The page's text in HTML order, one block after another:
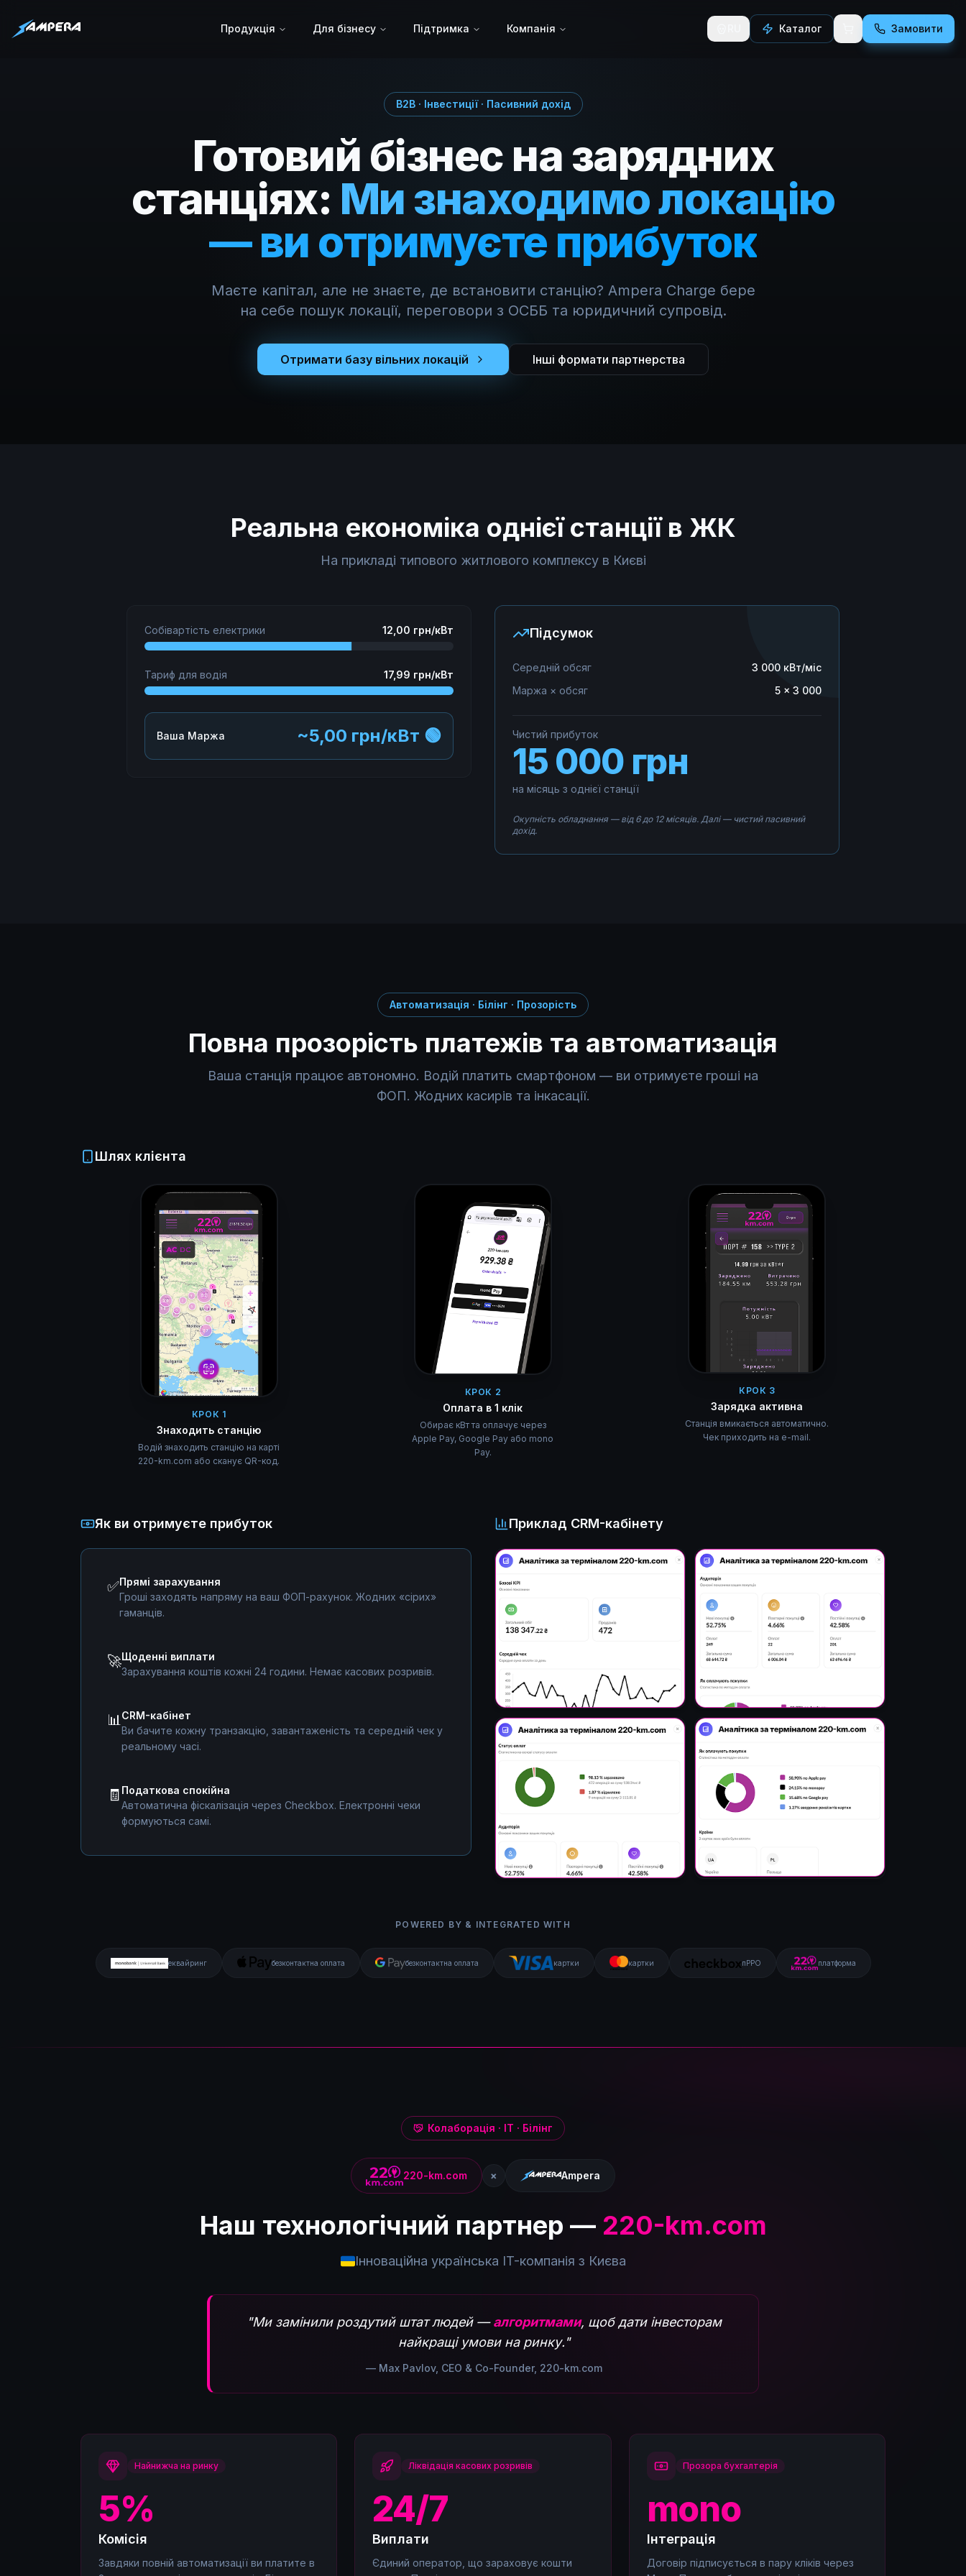
Продукція Для бізнесу Підтримка Компанія Каталог Замовити
B2B · Інвестиції · Пасивний дохід
Готовий бізнес на зарядних
станціях: Ми знаходимо локацію
— ви отримуєте прибуток
Маєте капітал, але не знаєте, де встановити станцію? Ampera Charge бере
на себе пошук локації, переговори з ОСББ та юридичний супровід.
Отримати базу вільних локацій Інші формати партнерства
Реальна економіка однієї станції в ЖК
На прикладі типового житлового комплексу в Києві
Собівартість електрики 12,00 грн/кВт
Тариф для водія 17,99 грн/кВт
Ваша Маржа ~5,00 грн/кВт 🟢
Підсумок
Середній обсяг
3 000 кВт/міс
Маржа × обсяг
5 × 3 000
Чистий прибуток
15 000 грн
на місяць з однієї станції
Окупність обладнання — від 6 до 12 місяців. Далі — чистий пасивний
дохід.
Автоматизація · Білінг · Прозорість
Повна прозорість платежів та автоматизація
Ваша станція працює автономно. Водій платить смартфоном — ви отримуєте гроші на
ФОП. Жодних касирів та інкасації.
Шлях клієнта
КРОК 1
Знаходить станцію
Водій знаходить станцію на карті
220-km.com або сканує QR-код.
КРОК 2
Оплата в 1 клік
Обирає кВт та оплачує через
Apple Pay, Google Pay або mono
Pay.
КРОК 3
Зарядка активна
Станція вмикається автоматично.
Чек приходить на e-mail.
Як ви отримуєте прибуток
✅Прямі зарахування
Гроші заходять напряму на ваш ФОП-рахунок. Жодних «сірих»
гаманців.
🚀Щоденні виплати
Зарахування коштів кожні 24 години. Немає касових розривів.
📊CRM-кабінет
Ви бачите кожну транзакцію, завантаженість та середній чек у
реальному часі.
🧾 Податкова спокійна
Автоматична фіскалізація через Checkbox. Електронні чеки
формуються самі.
Приклад CRM-кабінету
POWERED BY & INTEGRATED WITH
еквайринг безконтактна оплата безконтактна оплата картки картки пРРО платформа
Колаборація · IT · Білінг
220-km.com × Ampera
Наш технологічний партнер — 220-km.com
Інноваційна українська IT-компанія з Києва
"Ми замінили роздутий штат людей — алгоритмами, щоб дати інвесторам
найкращі умови на ринку."
— Max Pavlov, CEO & Co-Founder, 220-km.com
Найнижча на ринку
5%
Комісія
Завдяки повній автоматизації ви платите в
Ліквідація касових розривів
24/7
Виплати
Єдиний оператор, що зараховує кошти
Прозора бухгалтерія
mono
Інтеграція
Договір підписується в пару кліків через